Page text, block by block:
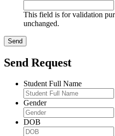
This field is for validation
unchanged.
Send Request
Student Full Name
Gender
DOB